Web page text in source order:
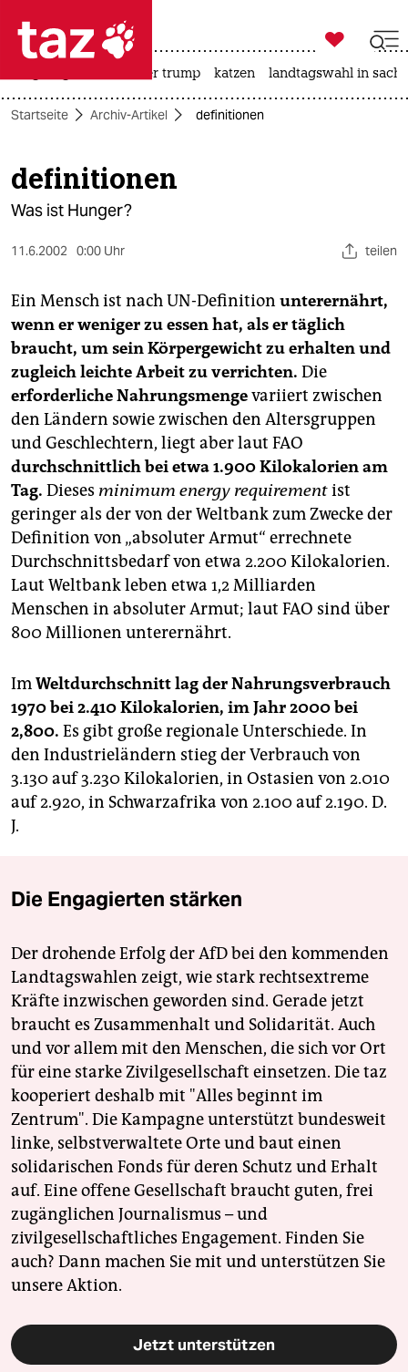
 taz zahl ich
taz zahl ich
themen
politik
öko
gesellschaft
kultur
sport
berlin
nord
wahrheit
verlag
verlag
veranstaltungen
shop
fragen & hilfe
unterstützen
abo
genossenschaft
epaper login

taz zahl ich
usa unter trump katzen landtagswahl in
Startseite Archiv-Artikel definitionen
definitionen
Was ist Hunger?
11.6.2002 0:00 Uhr teilen
Ein Mensch ist nach UN-Definition unterernährt,
wenn er weniger zu essen hat, als er täglich
braucht, um sein Körpergewicht zu erhalten und
zugleich leichte Arbeit zu verrichten. Die
erforderliche Nahrungsmengevariiert zwischen
den Ländern sowie zwischen den Altersgruppen
und Geschlechtern, liegt aber laut FAO
durchschnittlich bei etwa 1.900 Kilokalorien am
Tag. Dieses minimum energy requirementist
geringer als der von der Weltbank zum Zwecke der
Definition von „absoluter Armut“ errechnete
Durchschnittsbedarf von etwa 2.200 Kilokalorien.
Laut Weltbank leben etwa 1,2 Milliarden
Menschen in absoluter Armut; laut FAO sind über
800 Millionen unterernährt.
ImWeltdurchschnitt lag der Nahrungsverbrauch
1970 bei 2.410 Kilokalorien, im Jahr 2000 bei
2,800. Es gibt große regionale Unterschiede. In
den Industrieländern stieg der Verbrauch von
3.130 auf 3.230 Kilokalorien, in Ostasien von 2.010
auf 2.920, in Schwarzafrika von 2.100 auf 2.190. D.
J.
Die Engagierten stärken
Der drohende Erfolg der AfD bei den kommenden
Landtagswahlen zeigt, wie stark rechtsextreme
Kräfte inzwischen geworden sind. Gerade jetzt
braucht es Zusammenhalt und Solidarität. Auch
und vor allem mit den Menschen, die sich vor Ort
für eine starke Zivilgesellschaft einsetzen. Die taz
kooperiert deshalb mit "Alles beginnt im
Zentrum". Die Kampagne unterstützt bundesweit
linke, selbstverwaltete Orte und baut einen
solidarischen Fonds für deren Schutz und Erhalt
auf. Eine offene Gesellschaft braucht guten, frei
zugänglichen Journalismus – und
zivilgesellschaftliches Engagement. Finden Sie
auch? Dann machen Sie mit und unterstützen Sie
unsere Aktion.
Jetzt unterstützen